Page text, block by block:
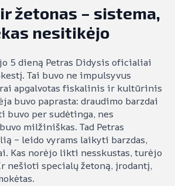
žetonas – sistema,
nesitikėjo
5 dieną Petras Didysis oficialiai
Tai buvo ne impulsyvus
apgalvotas fiskalinis ir kultūrinis
buvo paprasta: draudimo barzdai
buvo per sudėtinga, nes
milžiniškas. Tad Petras
– leido vyrams laikyti barzdas,
Kas norėjo likti nesskustas, turėjo
nešioti specialų žetoną, įrodantį,